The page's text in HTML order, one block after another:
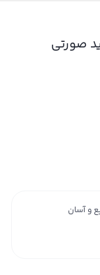
صورتی
و آسان